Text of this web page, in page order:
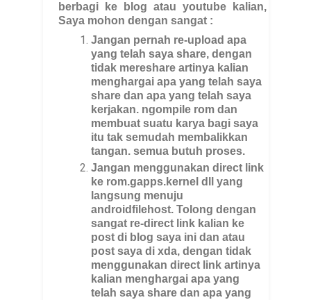
berbagi ke blog atau youtube kalian,
Saya mohon dengan sangat :
Jangan pernah re-upload apa
yang telah saya share, dengan
tidak mereshare artinya kalian
menghargai apa yang telah saya
share dan apa yang telah saya
kerjakan. ngompile rom dan
membuat suatu karya bagi saya
itu tak semudah membalikkan
tangan. semua butuh proses.
Jangan menggunakan direct link
ke rom.gapps.kernel dll yang
langsung menuju
androidfilehost. Tolong dengan
sangat re-direct link kalian ke
post di blog saya ini dan atau
post saya di xda, dengan tidak
menggunakan direct link artinya
kalian menghargai apa yang
telah saya share dan apa yang